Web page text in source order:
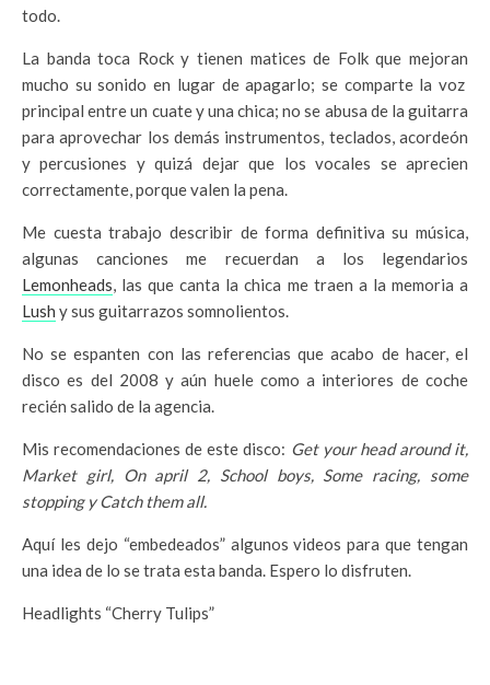
todo.
La banda toca Rock y tienen matices de Folk que mejoran
mucho su sonido en lugar de apagarlo; se comparte la voz
principal entre un cuate y una chica; no se abusa de la guitarra
para aprovechar los demás instrumentos, teclados, acordeón
y percusiones y quizá dejar que los vocales se aprecien
correctamente, porque valen la pena.
Me cuesta trabajo describir de forma definitiva su música,
algunas canciones me recuerdan a los legendarios
Lemonheads, las que canta la chica me traen a la memoria a
Lush y sus guitarrazos somnolientos.
No se espanten con las referencias que acabo de hacer, el
disco es del 2008 y aún huele como a interiores de coche
recién salido de la agencia.
Mis recomendaciones de este disco: Get your head around it,
Market girl, On april 2, School boys, Some racing, some
stopping y Catch them all.
Aquí les dejo “embedeados” algunos videos para que tengan
una idea de lo se trata esta banda. Espero lo disfruten.
Headlights “Cherry Tulips”